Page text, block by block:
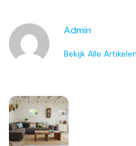
Admin
Bekijk Alle Artikelen